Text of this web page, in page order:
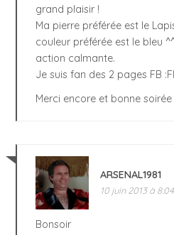
grand plaisir !
Ma pierre préférée est le
couleur préférée est le bleu
action calmante.
Je suis fan des 2 pages FB
Merci encore et bonne soirée
ARSENAL1981
10 juin 2013 à 8:04
Bonsoir